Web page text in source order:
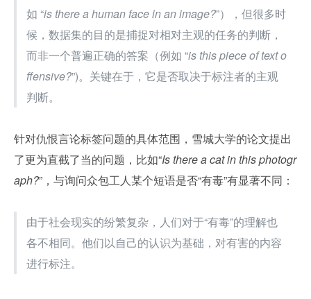
如 “is there a human face in an image?”），但很多时
候，数据集的目的是捕捉对相对主观的任务的判断，
而非一个普遍正确的答案（例如 “is this piece of text o
ffensive?”)。关键在于，它是否取决于标注者的主观
判断。
针对仇恨言论标签问题的具体范围，雪城大学的论文提出
了更为直截了当的问题，比如“Is there a cat in this photogr
aph?”，与询问众包工人某个短语是否“有毒”有显著不同：
由于社会现实的纷繁复杂，人们对于“有毒”的理解也
各不相同。他们以自己的认识为基础，对有害的内容
进行标注。